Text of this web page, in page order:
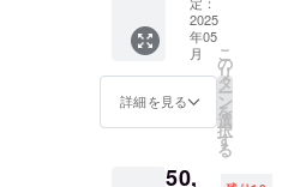
・雨天
中止の
場合に
限り、
口座振
込にて
全額返
します
【注意
事項】
・日程
の調整
以降順
次メー
団体名)
の一覧
を投稿
します
・SNS
投稿
月中に
ントが
中止の
場合で
も、本
リター
イベン
特大応
援して
いただ
けま
す。多
摩SDC
よりお
メッ
2025
年05
月
詳細を見る
こ
の
リ
タ
ー
ン
を
選
択
す
る
50,